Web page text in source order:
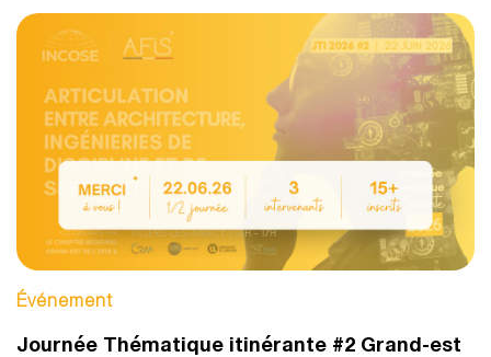
Événement
Journée Thématique itinérante #2 Grand-est